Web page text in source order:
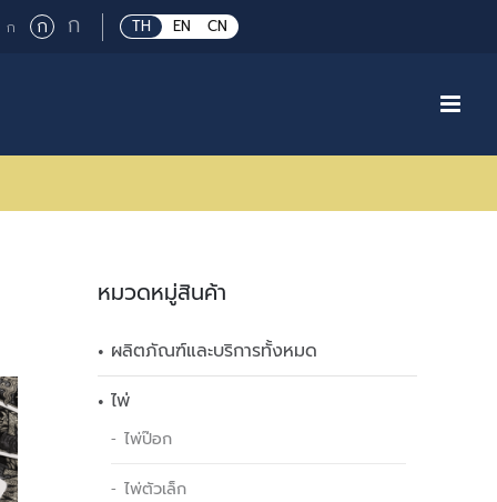
TH EN CN
ก Small
กRegular
กLarge
font
หมวดหมู่สินค้า
ผลิตภัณฑ์และบริการทั้งหมด
ไพ่
ไพ่ป๊อก
ไพ่ตัวเล็ก